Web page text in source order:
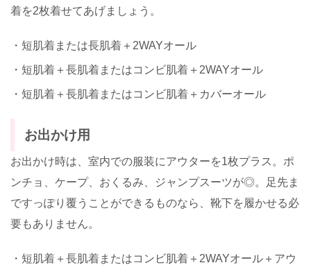
着を2枚着せてあげましょう。
・短肌着または長肌着＋2WAYオール
・短肌着＋長肌着またはコンビ肌着＋2WAYオール
・短肌着＋長肌着またはコンビ肌着＋カバーオール
お出かけ用
お出かけ時は、室内での服装にアウターを1枚プラス。ポ
ンチョ、ケープ、おくるみ、ジャンプスーツが◎。足先ま
ですっぽり覆うことができるものなら、靴下を履かせる必
要もありません。
・短肌着＋長肌着またはコンビ肌着＋2WAYオール＋アウ